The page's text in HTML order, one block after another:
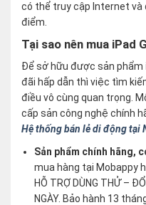
có thể truy cập Internet
điểm.
Tại sao nên mua iPad
Để sở hữu được sản phẩm
đãi hấp dẫn thì việc tìm
điều vô cùng quan trọng.
cấp sản công nghệ chính
Hệ thống bán lẻ di động tại
Sản phẩm chính hãng,
mua hàng tại Mobappy
HỖ TRỢ DÙNG THỬ –
NGÀY. Bảo hành 13